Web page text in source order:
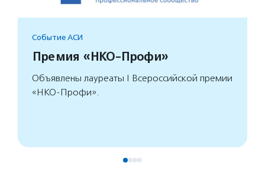
Событие АСИ
Премия «НКО-Профи»
Объявлены лауреаты I Всероссийской премии
«НКО-Профи».